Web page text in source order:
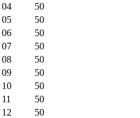
04
50
05
50
06
50
07
50
08
50
09
50
10
50
11
50
12
50